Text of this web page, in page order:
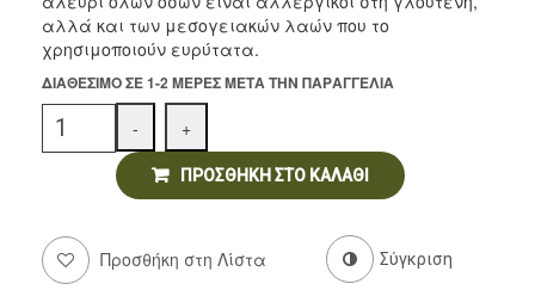
Αρτοσκευάσματα
Ντελικατέσεν
Νιφάδες & Σπόροι Δημητριακών
αλλά και των μεσογειακών λαών που το
χρησιμοποιούν ευρύτατα.
ΔΙΑΘΈΣΙΜΟ ΣΕ 1-2 ΜΈΡΕΣ ΜΕΤΆ ΤΗΝ ΠΑΡΑΓΓΕΛΊΑ
- +
ΠΡΟΣΘΉΚΗ ΣΤΟ ΚΑΛΆΘΙ
Προσθήκη στη Λίστα Σύγκριση